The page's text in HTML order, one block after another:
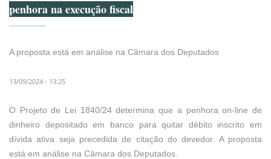
penhora na execução fiscal
A proposta está em análise na Câmara dos Deputados
13/09/2024 - 13:25
O Projeto de Lei 1840/24 determina que a penhora on-line de
dinheiro depositado em banco para quitar débito inscrito em
dívida ativa seja precedida de citação do devedor. A proposta
está em análise na Câmara dos Deputados.